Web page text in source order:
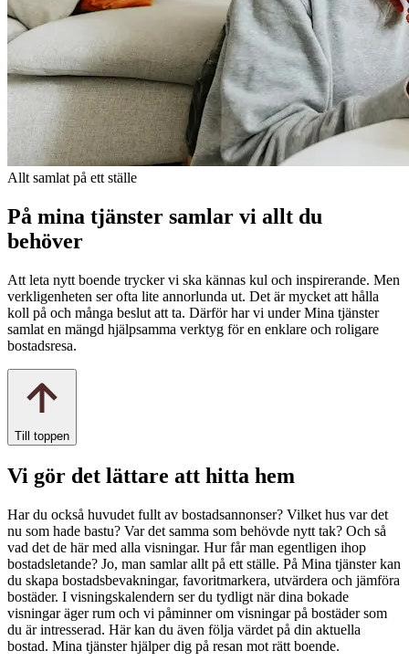
Allt samlat på ett ställe
På mina tjänster samlar vi allt du
behöver
Att leta nytt boende trycker vi ska kännas kul och inspirerande. Men
verkligenheten ser ofta lite annorlunda ut. Det är mycket att hålla
koll på och många beslut att ta. Därför har vi under Mina tjänster
samlat en mängd hjälpsamma verktyg för en enklare och roligare
bostadsresa.
Till toppen
Vi gör det lättare att hitta hem
Har du också huvudet fullt av bostadsannonser? Vilket hus var det
nu som hade bastu? Var det samma som behövde nytt tak? Och så
vad det de här med alla visningar. Hur får man egentligen ihop
bostadsletande? Jo, man samlar allt på ett ställe. På Mina tjänster kan
du skapa bostadsbevakningar, favoritmarkera, utvärdera och jämföra
bostäder. I visningskalendern ser du tydligt när dina bokade
visningar äger rum och vi påminner om visningar på bostäder som
du är intresserad. Här kan du även följa värdet på din aktuella
bostad. Mina tjänster hjälper dig på resan mot rätt boende.